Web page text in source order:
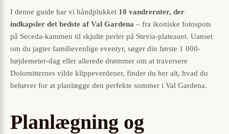
I denne guide har vi håndplukket 10 vandreruter, der
indkapsler det bedste af Val Gardena – fra ikoniske foto­spots
på Seceda-kammen til skjulte perler på Stevia-plateauet. Uanset
om du jagter familievenlige eventyr, søger din første 1 000-
højdemeter-dag eller allerede drømmer om at traversere
Dolomitternes vilde klippeverdener, finder du her alt, hvad du
behøver for at planlægge den perfekte sommer i Val Gardena.
Planlægning og